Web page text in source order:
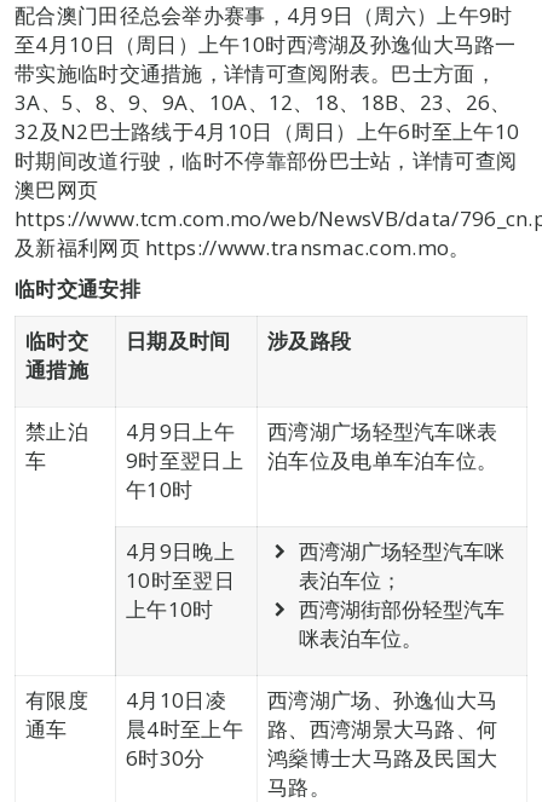
配合澳门田径总会举办赛事，4月9日（周六）上午9时
至4月10日（周日）上午10时西湾湖及孙逸仙大马路一
带实施临时交通措施，详情可查阅附表。巴士方面，
3A、5、8、9、9A、10A、12、18、18B、23、26、
32及N2巴士路线于4月10日（周日）上午6时至上午10
时期间改道行驶，临时不停靠部份巴士站，详情可查阅
澳巴网页
https://www.tcm.com.mo/web/NewsVB/data/
及新福利网页 https://www.transmac.com.mo。
临时交通安排
临时交
通措施
日期及时间 涉及路段
禁止泊
车
4月9日上午
9时至翌日上
午10时
西湾湖广场轻型汽车咪表
泊车位及电单车泊车位。
4月9日晚上
10时至翌日
上午10时
西湾湖广场轻型汽车咪
表泊车位；
西湾湖街部份轻型汽车
咪表泊车位。
有限度
通车
4月10日凌
晨4时至上午
6时30分
西湾湖广场、孙逸仙大马
路、西湾湖景大马路、何
鸿燊博士大马路及民国大
马路。